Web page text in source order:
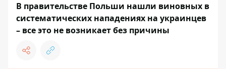
В правительстве Польши нашли виновных в
систематических нападениях на украинцев
– все это не возникает без причины